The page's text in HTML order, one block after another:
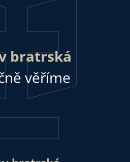
bratrská
věříme